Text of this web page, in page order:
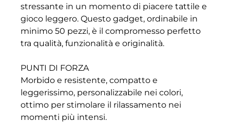
stressante in un momento di piacere tattile e
gioco leggero. Questo gadget, ordinabile in
minimo 50 pezzi, è il compromesso perfetto
tra qualità, funzionalità e originalità.
PUNTI DI FORZA
Morbido e resistente, compatto e
leggerissimo, personalizzabile nei colori,
ottimo per stimolare il rilassamento nei
momenti più intensi.